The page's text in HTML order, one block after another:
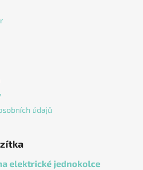
údajů
elektrické jednokolce